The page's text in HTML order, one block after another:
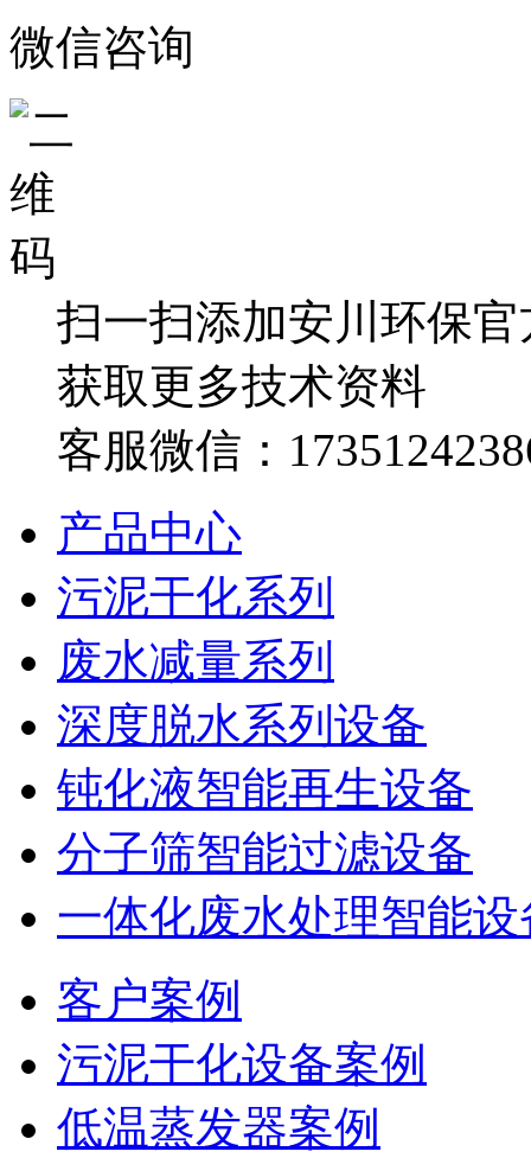
微信咨询
扫一扫添加安川环保
获取更多技术资料
客服微信：
产品中心
污泥干化系列
废水减量系列
深度脱水系列设备
钝化液智能再生设备
分子筛智能过滤设备
一体化废水处理智能设
客户案例
污泥干化设备案例
低温蒸发器案例